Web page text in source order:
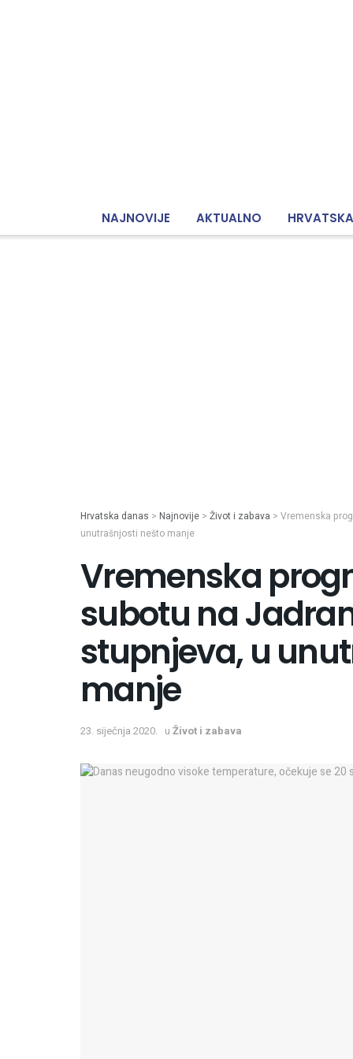
NAJNOVIJE AKTUALNO HRVATSKA
Hrvatska danas > Najnovije > Život i zabava > Vremenska
unutrašnjosti nešto manje
Vremenska
subotu na
stupnjeva, u
manje
23. siječnja 2020. u Život i zabava